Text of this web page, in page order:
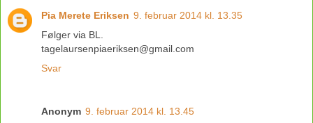
Pia Merete Eriksen 9. februar 2014 kl. 13.35
Følger via BL.
tagelaursenpiaeriksen@gmail.com
Svar
Anonym 9. februar 2014 kl. 13.45